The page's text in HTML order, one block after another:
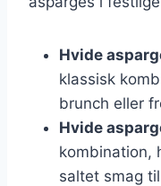
Hvide
klassisk
brunch eller
Hvide
kombination,
saltet smag